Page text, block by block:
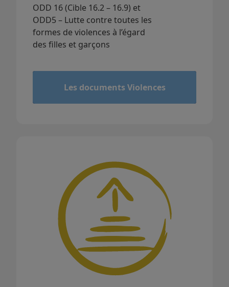
ODD 16 (Cible 16.2 – 16.9) et
ODD5 – Lutte contre toutes les
formes de violences à l’égard
des filles et garçons
Les documents Violences